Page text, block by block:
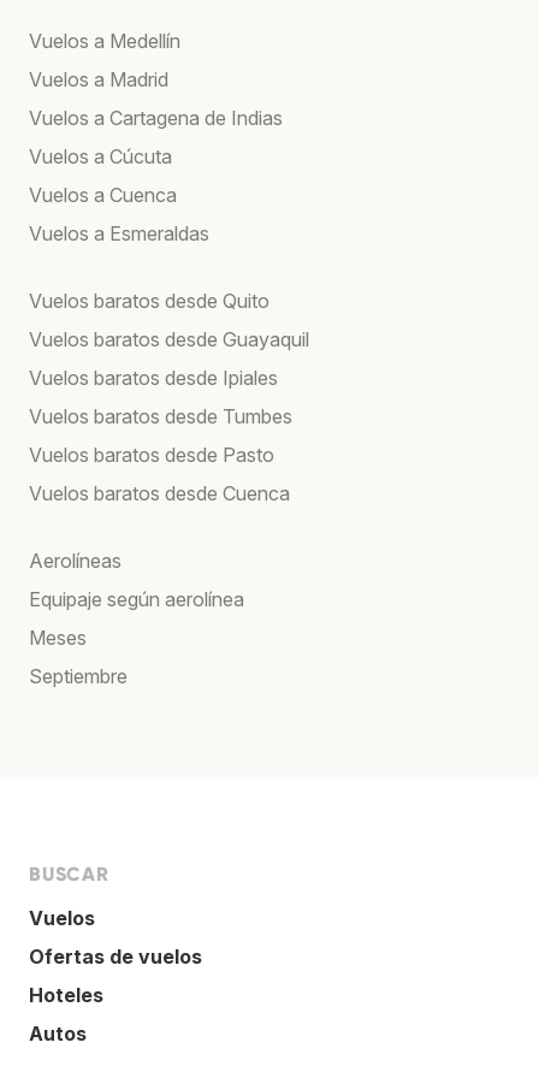
Vuelos a Medellín
Vuelos a Madrid
Vuelos a Cartagena de Indias
Vuelos a Cúcuta
Vuelos a Cuenca
Vuelos a Esmeraldas
Vuelos baratos desde Quito
Vuelos baratos desde Guayaquil
Vuelos baratos desde Ipiales
Vuelos baratos desde Tumbes
Vuelos baratos desde Pasto
Vuelos baratos desde Cuenca
Aerolíneas
Equipaje según aerolínea
Meses
Septiembre
BUSCAR
Vuelos
Ofertas de vuelos
Hoteles
Autos